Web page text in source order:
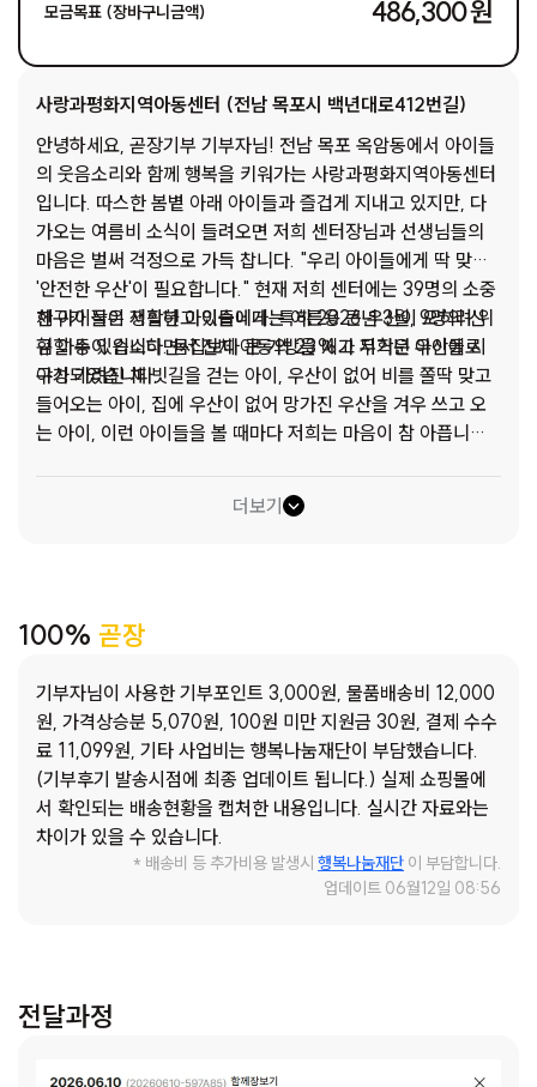
모금목표 (장바구니금액) 486,300 원
사랑과평화지역아동센터 (전남 목포시 백년대로412번길)
안녕하세요, 곧장기부 기부자님! 전남 목포 옥암동에서 아이들
의 웃음소리와 함께 행복을 키워가는 사랑과평화지역아동센터
입니다. 따스한 봄볕 아래 아이들과 즐겁게 지내고 있지만, 다
가오는 여름비 소식이 들려오면 저희 센터장님과 선생님들의
마음은 벌써 걱정으로 가득 찹니다. "우리 아이들에게 딱 맞는
'안전한 우산'이 필요합니다." 현재 저희 센터에는 39명의 소중
한 아이들이 생활하고 있습니다. 특히 2026년 3월, 9명의 신
규 아동이 입소하면서 전체 아동의 23%가 저학년 아이들로
구성되었습니다.
체구가 작은 저학년 아이들에게는 어른용 큰 우산이 오히려 위
험할 수 있습니다. 몸집보다 큰 가방을 메고 무거운 우산에 시
야가 가려진 채 빗길을 걷는 아이, 우산이 없어 비를 쫄딱 맞고
들어오는 아이, 집에 우산이 없어 망가진 우산을 겨우 쓰고 오
는 아이, 이런 아이들을 볼 때마다 저희는 마음이 참 아픕니다.
아이들의 자존감이 상처 입지 않기를 간절히 바랍니다. 곧장기
부 기부자님, 39명 아이들의 든든한 우산이 되어주세요! 아이
안전한 시야 확보를 위한 투명창을 통해 앞을 보며 안전하게 걸
까지 밝아집니다. 이번 장마철, 빗소리가 아이들에게 두려움이
아닌 '즐거운 노랫소리'가 될 수 있도록 도와주세요. 기부자님의
소중한 나눔으로 39명의 아이들이 자신의 꿈을 향해 한 발짝
더 안전하게 다가갈 수 있습니다. 빗길이 안전하고 즐거움이 가
득한 웃음길이 될 수 있도록 따뜻한 사랑을 보내주세요~ 감사
합니다.
더보기
100% 곧장
기부자님이 사용한 기부포인트 3,000원, 물품배송비 12,000
원, 가격상승분 5,070원, 100원 미만 지원금 30원, 결제 수수
료 11,099원, 기타 사업비는 행복나눔재단이 부담했습니다.
(기부후기 발송시점에 최종 업데이트 됩니다.) 실제 쇼핑몰에
서 확인되는 배송현황을 캡처한 내용입니다. 실시간 자료와는
차이가 있을 수 있습니다.
* 배송비 등 추가비용 발생시 행복나눔재단 이 부담합니다.
업데이트 06월12일 08:56
전달과정